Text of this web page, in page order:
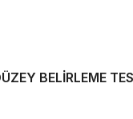
BELIRLEME